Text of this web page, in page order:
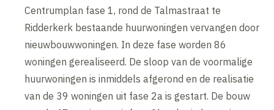
Centrumplan fase 1, rond de Talmastraat te
Ridderkerk bestaande huurwoningen vervangen door
nieuwbouwwoningen. In deze fase worden 86
woningen gerealiseerd. De sloop van de voormalige
huurwoningen is inmiddels afgerond en de realisatie
van de 39 woningen uit fase 2a is gestart. De bouw